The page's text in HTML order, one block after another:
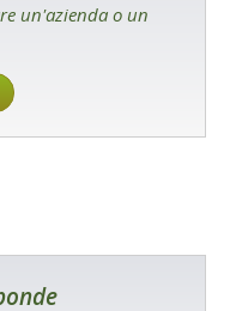
un'azienda o un